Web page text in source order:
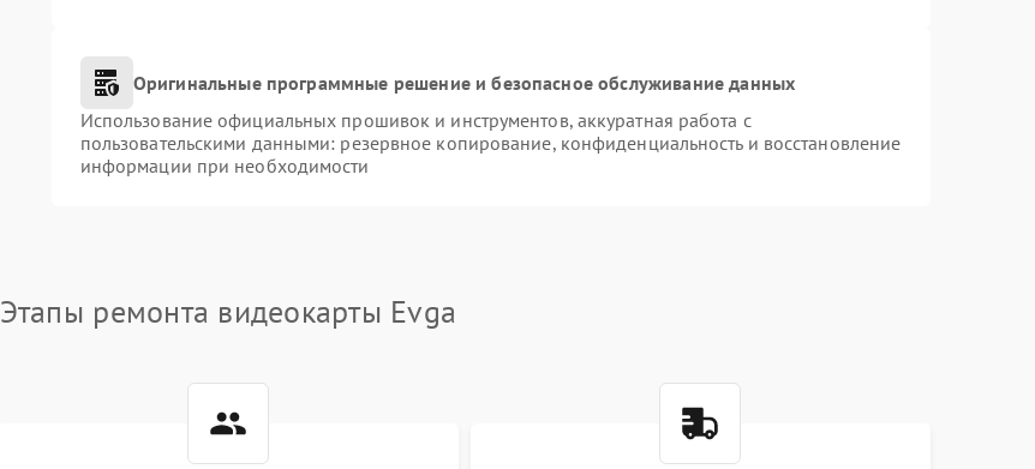
Оригинальные программные решение и безопасное обслуживание данных
Использование официальных прошивок и инструментов, аккуратная работа с
пользовательскими данными: резервное копирование, конфиденциальность и восстановление
информации при необходимости
Этапы ремонта видеокарты Evga